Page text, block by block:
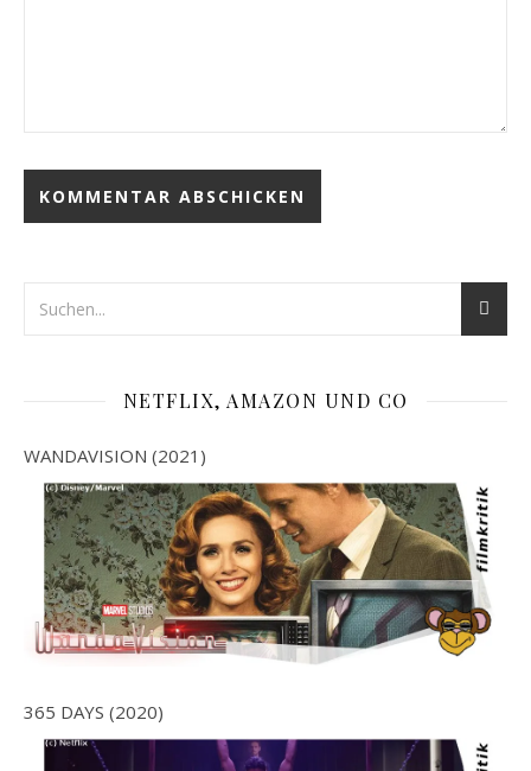
NETFLIX, AMAZON UND CO
WANDAVISION (2021)
365 DAYS (2020)